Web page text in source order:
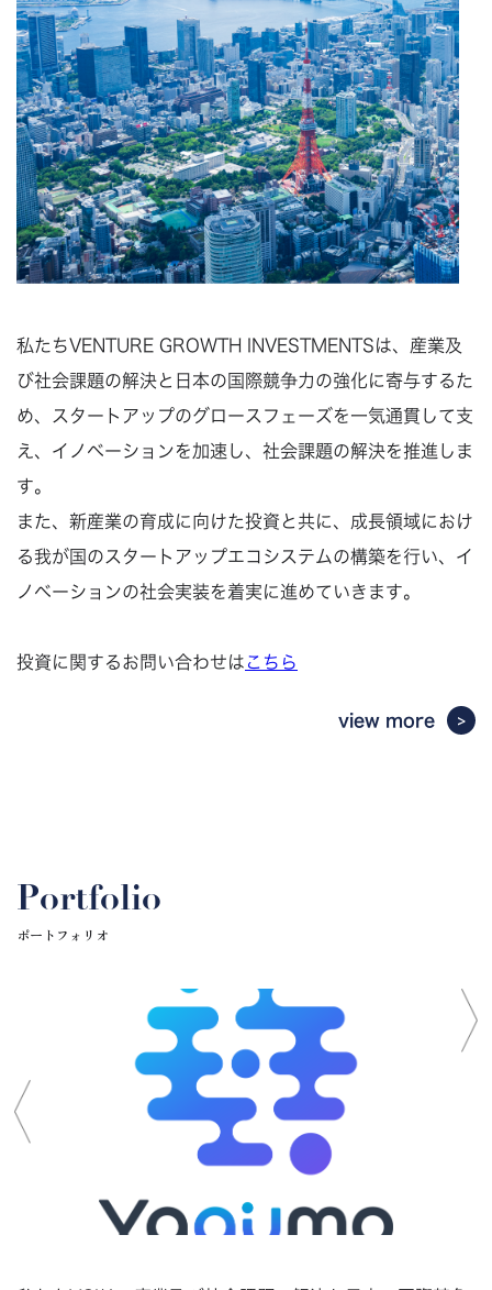
私たちVENTURE GROWTH INVESTMENTSは、産業及
び社会課題の解決と日本の国際競争力の強化に寄与するた
め、スタートアップのグロースフェーズを一気通貫して支
え、イノベーションを加速し、社会課題の解決を推進しま
す。
また、新産業の育成に向けた投資と共に、成長領域におけ
る我が国のスタートアップエコシステムの構築を行い、イ
ノベーションの社会実装を着実に進めていきます。
投資に関するお問い合わせは こちら
view more
Portfolio
ポートフォリオ